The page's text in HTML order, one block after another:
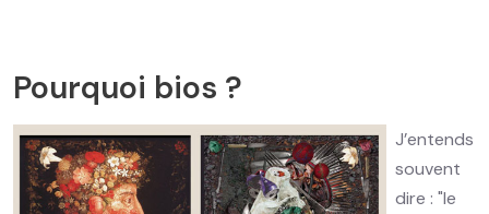
Pourquoi bios ?
J’entends
souvent
dire : "le